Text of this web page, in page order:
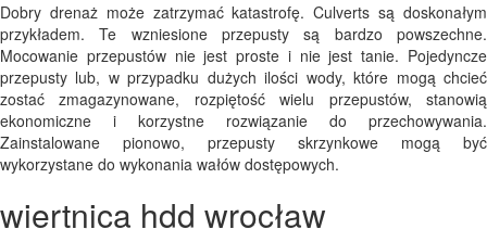
Dobry drenaż może zatrzymać katastrofę. Culverts są doskonałym
przykładem. Te wzniesione przepusty są bardzo powszechne.
Mocowanie przepustów nie jest proste i nie jest tanie. Pojedyncze
przepusty lub, w przypadku dużych ilości wody, które mogą chcieć
zostać zmagazynowane, rozpiętość wielu przepustów, stanowią
ekonomiczne i korzystne rozwiązanie do przechowywania.
Zainstalowane pionowo, przepusty skrzynkowe mogą być
wykorzystane do wykonania wałów dostępowych.
wiertnica hdd wrocław